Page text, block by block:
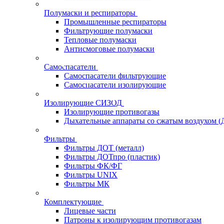
Полумаски и респираторы
Промышленные респираторы
Фильтрующие полумаски
Тепловые полумаски
Антисмоговые полумаски
Самоспасатели
Самоспасатели фильтрующие
Самоспасатели изолирующие
Изолирующие СИЗОД
Изолирующие противогазы
Дыхательные аппараты со сжатым воздухом
Фильтры
Фильтры ДОТ (металл)
Фильтры ДОТпро (пластик)
Фильтры ФК/ФГ
Фильтры UNIX
Фильтры МК
Комплектующие
Лицевые части
Патроны к изолирующим противогазам